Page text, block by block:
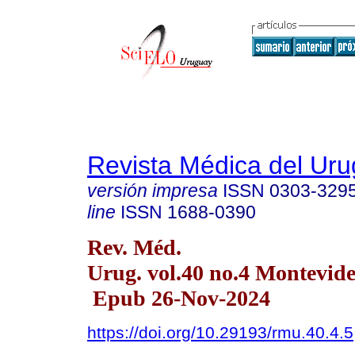
Revista Médica del
versión impresa ISSN 0303-
line ISSN 1688-0390
Rev. Méd.
Urug. vol.40 no.4
Epub 26-Nov-2024
https://doi.org/10.29193/rmu.40.4.5